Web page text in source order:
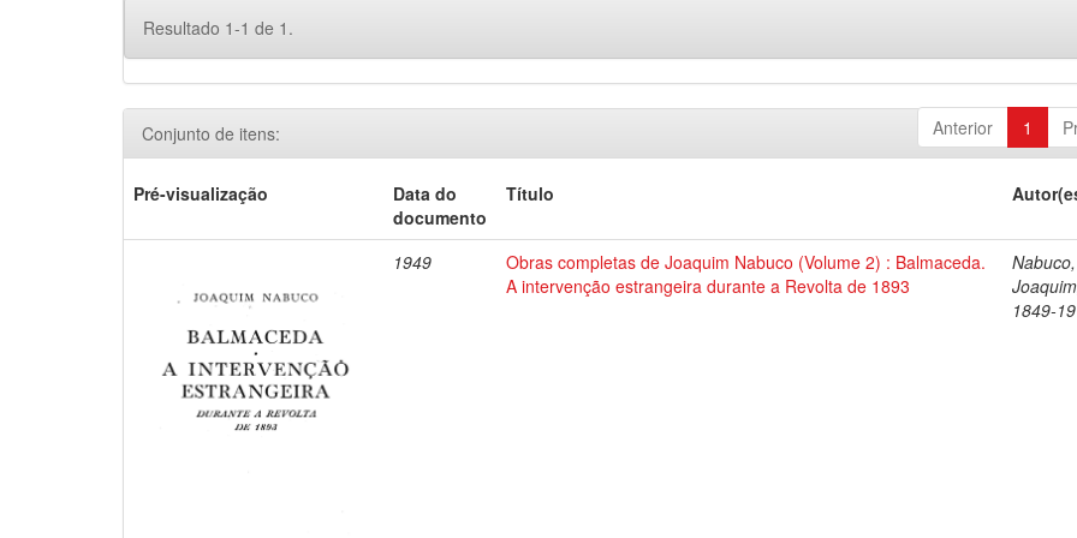
Resultado 1-1 de 1.
Anterior 1
Conjunto de itens:
Pré-visualização
Data do
documento
Título
1949
Obras completas de Joaquim Nabuco (Volume 2) : Balmaceda.
A intervenção estrangeira durante a Revolta de 1893
Nabuco,
1849-